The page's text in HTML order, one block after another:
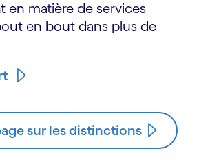
en matière de services
en bout dans plus de
sur les distinctions